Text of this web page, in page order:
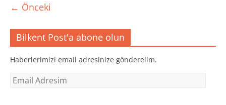
← Önceki
Bilkent Post'a abone olun
Haberlerimizi email adresinize gönderelim.
Email